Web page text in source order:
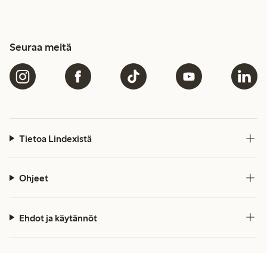
Seuraa meitä
Tietoa Lindexistä
Ohjeet
Ehdot ja käytännöt